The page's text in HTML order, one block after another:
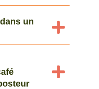
un